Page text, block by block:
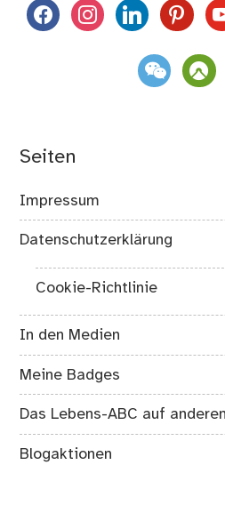
facebookinstagramlinkedinpinterest
weixin
Seiten
Impressum
Datenschutzerklärung
Cookie-Richtlinie
In den Medien
Meine Badges
Das Lebens-ABC auf
Blogaktionen